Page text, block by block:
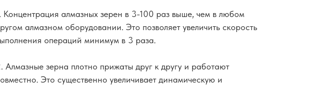
Концентрация алмазных зерен в 3-100 раз выше, чем в любом
алмазном оборудовании. Это позволяет увеличить скорость
операций минимум в 3 раза.
Алмазные зерна плотно прижаты друг к другу и работают
Это существенно увеличивает динамическую и